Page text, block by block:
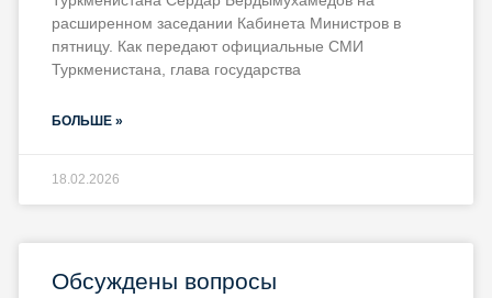
расширенном заседании Кабинета Министров в
пятницу. Как передают официальные СМИ
Туркменистана, глава государства
БОЛЬШЕ »
18.02.2026
Обсуждены вопросы